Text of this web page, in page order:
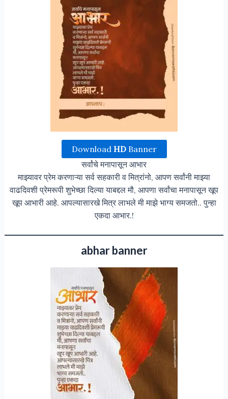
Download HDBanner
सर्वांचे मनापासून आभार
माझ्यावर प्रेम करणाऱ्या सर्व सहकारी व मित्रांनो, आपण सर्वांनी माझ्या
वाढदिवशी प्रेमरूपी शुभेच्छा दिल्या याबद्दल मौ, आपणा सर्वांचा मनापासून खूप
खूप आभारी आहे. आपल्यासारखे मित्र लाभले मी माझे भाग्य समजतो.. पुन्हा
एकदा आभार.!
abhar banner